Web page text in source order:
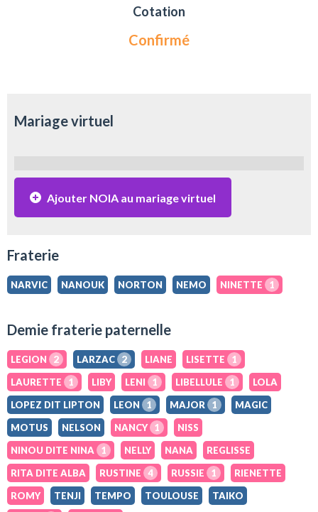
Cotation
Confirmé
Mariage virtuel
Ajouter NOIA au mariage virtuel
Fraterie
NARVIC NANOUK NORTON NEMO NINETTE 1
Demie fraterie paternelle
LEGION 2 LARZAC 2 LIANE LISETTE
1
LAURETTE
1 LIBY LENI 1 LIBELLULE 1
LOLA
LOPEZ DIT LIPTON
LEON 1 MAJOR 1
MAGIC
MOTUS
NELSON NANCY 1
NISS
NINOU DITE NINA
1 NELLY NANA
REGLISSE
RITA DITE ALBA
RUSTINE 4 RUSSIE 1
RIENETTE
ROMY
TENJI TEMPO TOULOUSE
TAIKO